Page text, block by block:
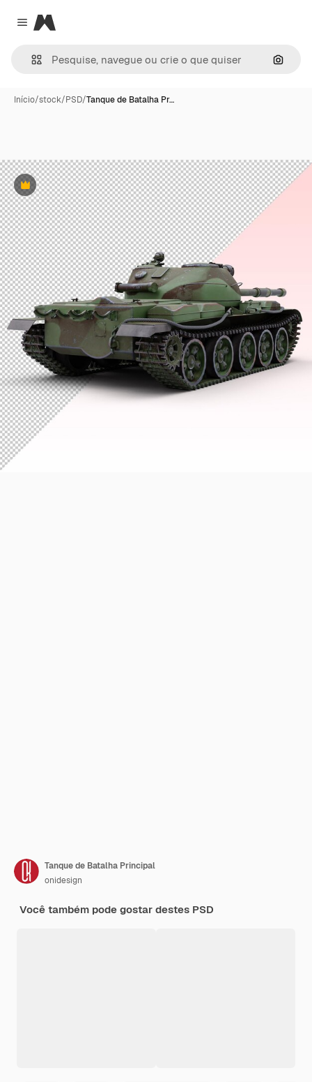
Close menu
Magnific
Início/stock/PSD/Tanque de Batalha Pr…
Premium
Tanque de Batalha Principal
onidesign
Você também pode gostar destes PSD